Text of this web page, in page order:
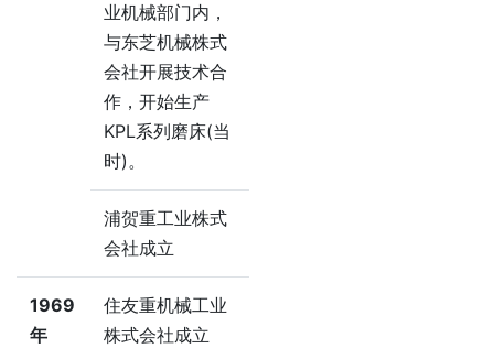
业机械部门内，
与东芝机械株式
会社开展技术合
作，开始生产
KPL系列磨床(当
时)。
浦贺重工业株式
会社成立
1969
年
住友重机械工业
株式会社成立